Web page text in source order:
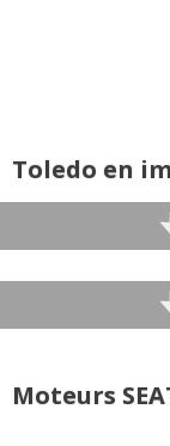
(Votre
Toledo en
Moteurs